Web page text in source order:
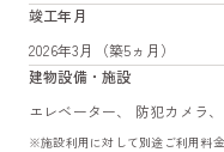
竣工年月
2026年3月（築5ヵ月）
建物設備・施設
エレベーター、 防犯カメラ
※施設利用に対して別途ご利用料